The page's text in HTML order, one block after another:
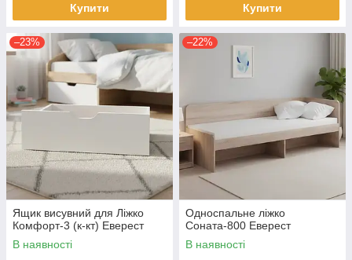
Купити Купити
–23%
Ящик висувний для Ліжко
Комфорт-3 (к-кт) Еверест
В наявності
–22%
Односпальне ліжко
Соната-800 Еверест
В наявності